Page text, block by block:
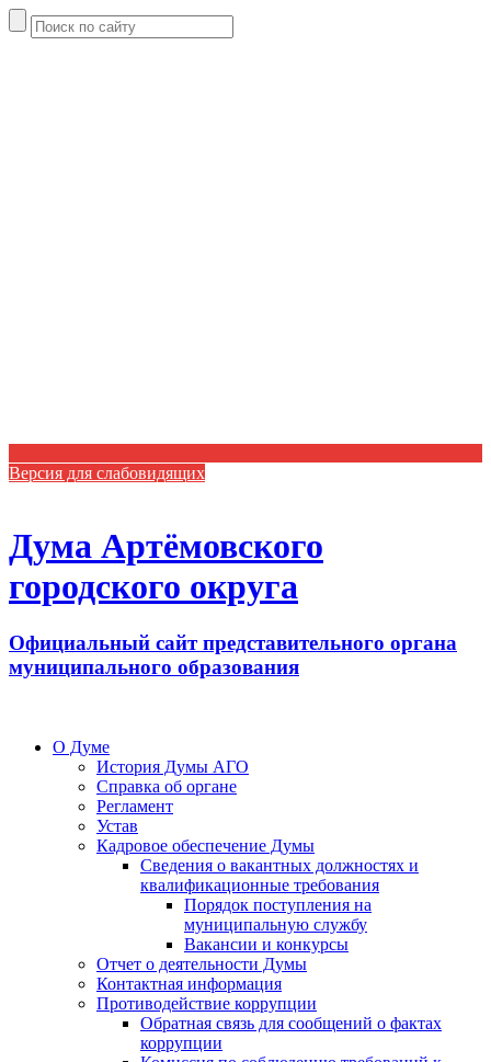
Версия для слабовидящих
Дума Артёмовского
городского округа
Официальный сайт представительного органа
муниципального образования
О Думе
История Думы АГО
Справка об органе
Регламент
Устав
Кадровое обеспечение Думы
Сведения о вакантных должностях и
квалификационные требования
Порядок поступления на
муниципальную службу
Вакансии и конкурсы
Отчет о деятельности Думы
Контактная информация
Противодействие коррупции
Обратная связь для сообщений о фактах
коррупции